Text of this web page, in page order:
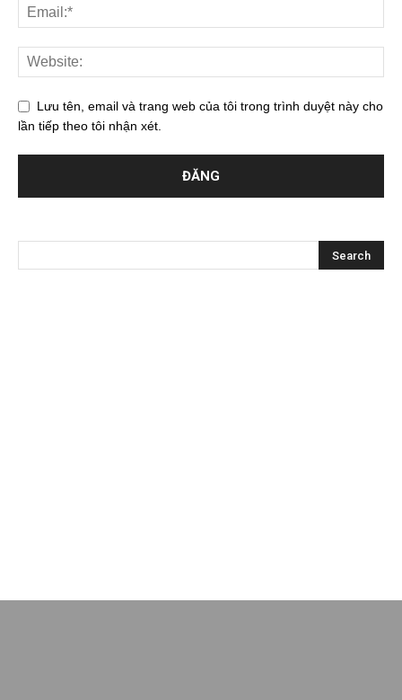
Lưu tên, email và trang web của tôi trong trình duyệt này cho
lần tiếp theo tôi nhận xét.